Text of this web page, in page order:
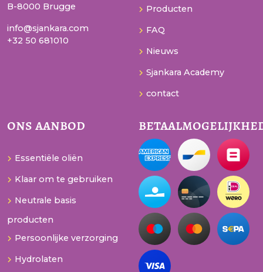
B-8000 Brugge
info@sjankara.com
+32 50 681010
Producten
FAQ
Nieuws
Sjankara Academy
contact
ons aanbod
Essentiële oliën
Klaar om te gebruiken
Neutrale basis
producten
Persoonlijke verzorging
Hydrolaten